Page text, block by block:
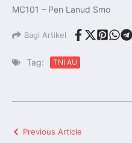
MC101 – Pen Lanud Smo
Bagi Artikel
Tag: TNI AU
Previous Article